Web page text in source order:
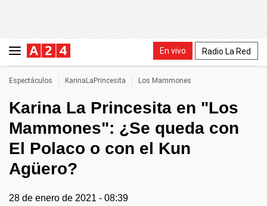
En vivo Radio La Red
Espectáculos KarinaLaPrincesita Los Mammones
Karina La Princesita en "Los
Mammones": ¿Se queda con
El Polaco o con el Kun
Agüero?
28 de enero de 2021 - 08:39